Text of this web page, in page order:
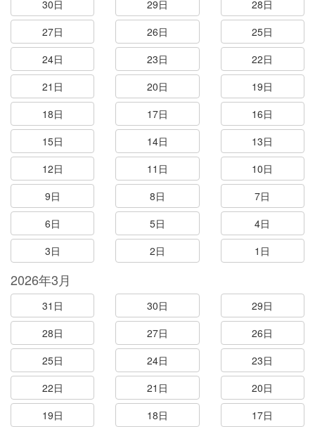
30日 29日
28日
27日
26日
25日
24日
23日
22日
21日
20日
19日
18日
17日
16日
15日
14日
13日
12日
11日
10日
9日
8日
7日
6日
5日
4日
3日
2日 1日
2026年3月
31日 30日
29日
28日
27日
26日
25日
24日
23日
22日
21日
20日
19日
18日
17日